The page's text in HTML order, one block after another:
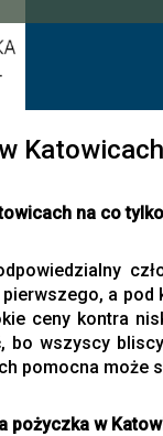
na co
a pod
ceny kontra
bo wszyscy
pomocna może
pożyczka w